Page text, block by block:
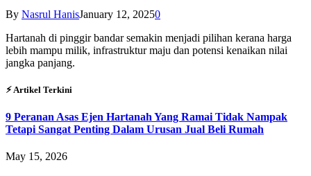
By Nasrul HanisJanuary 12, 20250
Hartanah di pinggir bandar semakin menjadi pilihan kerana harga
lebih mampu milik, infrastruktur maju dan potensi kenaikan nilai
jangka panjang.
⚡︎ Artikel Terkini
9 Peranan Asas Ejen Hartanah Yang Ramai Tidak Nampak
Tetapi Sangat Penting Dalam Urusan Jual Beli Rumah
May 15, 2026